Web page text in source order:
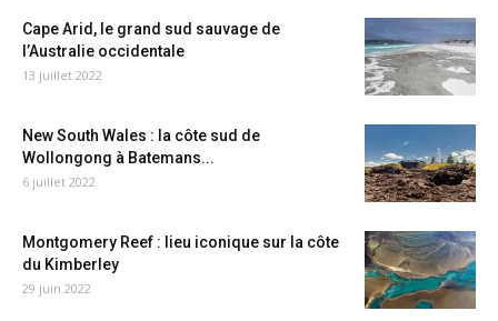
Cape Arid, le grand sud sauvage de
l’Australie occidentale
13 juillet 2022
New South Wales : la côte sud de
Wollongong à Batemans...
6 juillet 2022
Montgomery Reef : lieu iconique sur la côte
du Kimberley
29 juin 2022